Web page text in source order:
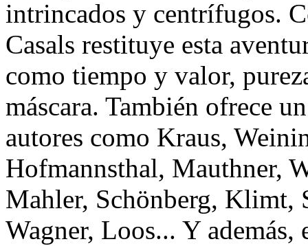
intrincados y centrífugos.
Casals restituye esta
como tiempo y valor,
máscara. También ofrece
autores como Kraus,
Hofmannsthal, Mauthner,
Mahler, Schönberg, Klimt,
Wagner, Loos... Y